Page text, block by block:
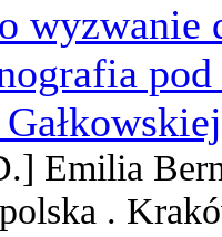
wyzwanie
Emilia
.